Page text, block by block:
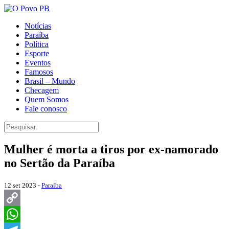
Notícias
Paraíba
Política
Esporte
Eventos
Famosos
Brasil – Mundo
Checagem
Quem Somos
Fale conosco
Mulher é morta a tiros por ex-namorado
no Sertão da Paraíba
12 set 2023 - Paraíba
Copy